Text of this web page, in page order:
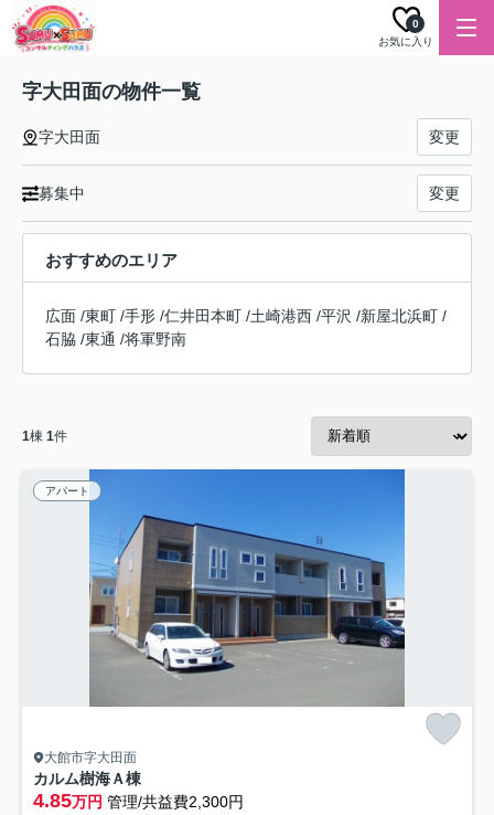
お気に入り
0
字大田面の物件一覧
字大田面 変更
募集中 変更
おすすめのエリア
広面 /東町 /手形 /仁井田本町 /土崎港西 /平沢 /新屋北浜町 /
石脇 /東通 /将軍野南
1棟 1件
アパート
大館市字大田面
カルム樹海Ａ棟
4.85万円 管理/共益費2,300円